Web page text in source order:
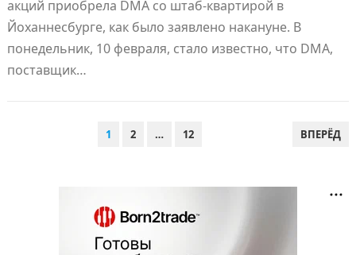
акций приобрела DMA со штаб-квартирой в
Йоханнесбурге, как было заявлено накануне. В
понедельник, 10 февраля, стало известно, что DMA,
поставщик…
1 2 … 12 ВПЕРЁД